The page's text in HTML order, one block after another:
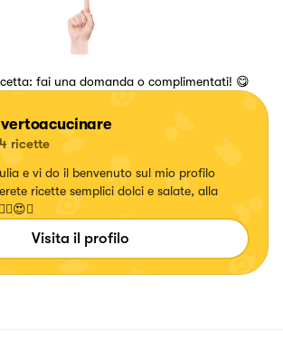
fai una domanda o complimentati! 😋
ricette
e vi do il benvenuto sul mio profilo
ricette semplici dolci e salate, alla
Visita il profilo